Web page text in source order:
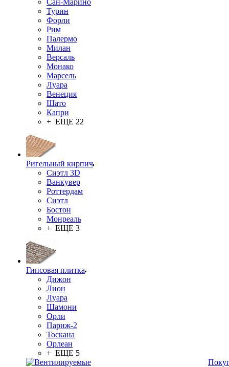
Сан-Марино
Турин
Форли
Рим
Палермо
Милан
Версаль
Монако
Марсель
Луара
Венеция
Шато
Капри
+ ЕЩЕ 22
Ригельный кирпич
Сиэтл 3D
Ванкувер
Роттердам
Сиэтл
Бостон
Монреаль
+ ЕЩЕ 3
Гипсовая плитка
Дижон
Лион
Луара
Шамони
Орли
Париж-2
Тоскана
Орлеан
+ ЕЩЕ 5